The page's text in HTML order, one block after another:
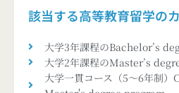
該当する高等教育留学の
大学3年課程のBachelor’s
大学2年課程のMaster’s
大学一貫コース（5～6年制